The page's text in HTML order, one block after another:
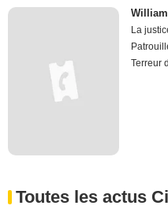
La
Terreur
Toutes les actus